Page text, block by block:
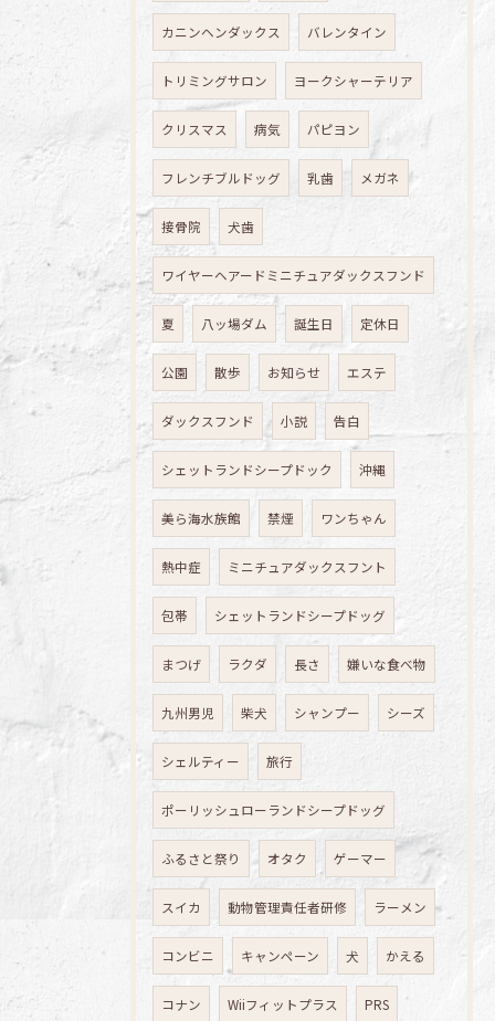
カニンヘンダックス バレンタイン
トリミングサロン ヨークシャーテリア
クリスマス 病気 パピヨン
フレンチブルドッグ 乳歯 メガネ
接骨院 犬歯
ワイヤーヘアードミニチュアダックスフンド
夏 八ッ場ダム 誕生日 定休日
公園 散歩 お知らせ エステ
ダックスフンド 小説 告白
シェットランドシープドック 沖縄
美ら海水族館 禁煙 ワンちゃん
熱中症 ミニチュアダックスフント
包帯 シェットランドシープドッグ
まつげ ラクダ 長さ 嫌いな食べ物
九州男児 柴犬 シャンプー シーズ
シェルティー 旅行
ポーリッシュローランドシープドッグ
ふるさと祭り オタク ゲーマー
スイカ 動物管理責任者研修 ラーメン
コンビニ キャンペーン 犬 かえる
コナン Wiiフィットプラス PRS